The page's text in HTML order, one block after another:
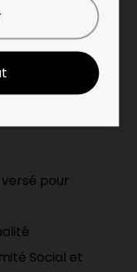
à nos
et des
variées.
pour
Social et